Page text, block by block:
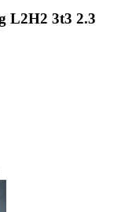
L2H2 3t3 2.3